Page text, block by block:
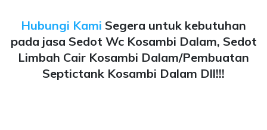
Hubungi Kami Segera untuk kebutuhan
pada jasa Sedot Wc Kosambi Dalam, Sedot
Limbah Cair Kosambi Dalam/Pembuatan
Septictank Kosambi Dalam Dll!!!